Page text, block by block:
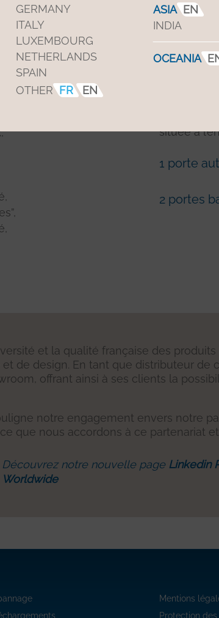
située à
1 porte
2 portes
et la qualité française des
de design. En tant que distributeur de
offrant ainsi à ses clients la
notre engagement envers notre
que nous accordons à ce partenariat
Découvrez notre nouvelle page Linkedin
Worldwide
Mentions
Protection des
GERMANY
ITALY
LUXEMBOURG
NETHERLANDS
SPAIN
OTHER
FR EN
ASIA EN
INDIA
OCEANIA